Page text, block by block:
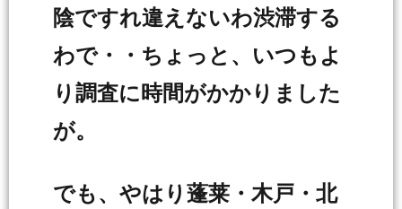
陰ですれ違えないわ渋滞する
わで・・ちょっと、いつもよ
り調査に時間がかかりました
が。
でも、やはり蓬莱・木戸・北